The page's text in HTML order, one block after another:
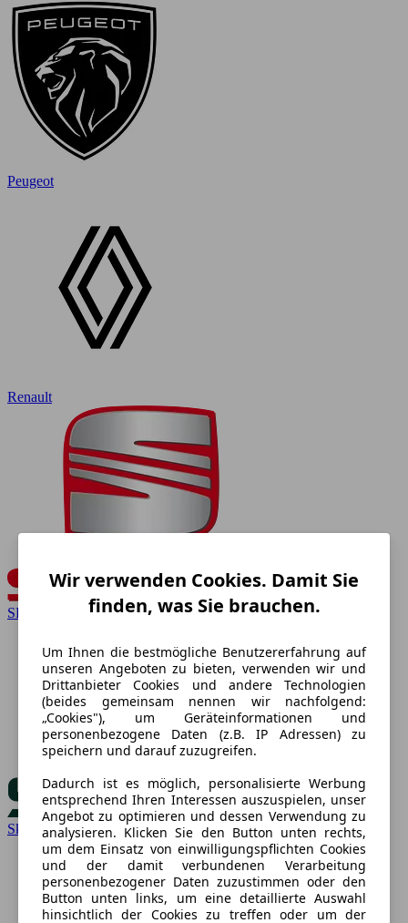
Peugeot
Renault
SEAT
Skoda
Wir verwenden Cookies. Damit Sie
finden, was Sie brauchen.
Um Ihnen die bestmögliche Benutzererfahrung auf
unseren Angeboten zu bieten, verwenden wir und
Drittanbieter Cookies und andere Technologien
(beides gemeinsam nennen wir nachfolgend:
„Cookies"), um Geräteinformationen und
personenbezogene Daten (z.B. IP Adressen) zu
speichern und darauf zuzugreifen.
Dadurch ist es möglich, personalisierte Werbung
entsprechend Ihren Interessen auszuspielen, unser
Angebot zu optimieren und dessen Verwendung zu
analysieren. Klicken Sie den Button unten rechts,
um dem Einsatz von einwilligungspflichten Cookies
und der damit verbundenen Verarbeitung
personenbezogener Daten zuzustimmen oder den
Button unten links, um eine detaillierte Auswahl
hinsichtlich der Cookies zu treffen oder um der